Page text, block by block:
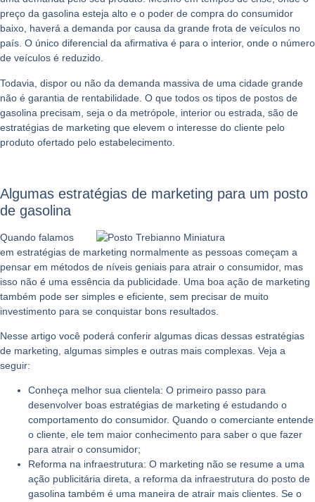
preço da gasolina esteja alto e o poder de compra do consumidor
baixo, haverá a demanda por causa da grande frota de veículos no
país. O único diferencial da afirmativa é para o interior, onde o número
de veículos é reduzido.
Todavia, dispor ou não da demanda massiva de uma cidade grande
não é garantia de rentabilidade. O que todos os tipos de postos de
gasolina precisam, seja o da metrópole, interior ou estrada, são de
estratégias de marketing que elevem o interesse do cliente pelo
produto ofertado pelo estabelecimento.
Algumas estratégias de marketing para um posto
de gasolina
Quando falamos
em estratégias de marketing normalmente as pessoas começam a
pensar em métodos de níveis geniais para atrair o consumidor, mas
isso não é uma essência da publicidade. Uma boa ação de marketing
também pode ser simples e eficiente, sem precisar de muito
investimento para se conquistar bons resultados.
Nesse artigo você poderá conferir algumas dicas dessas estratégias
de marketing, algumas simples e outras mais complexas. Veja a
seguir:
Conheça melhor sua clientela: O primeiro passo para
desenvolver boas estratégias de marketing é estudando o
comportamento do consumidor. Quando o comerciante entende
o cliente, ele tem maior conhecimento para saber o que fazer
para atrair o consumidor;
Reforma na infraestrutura: O marketing não se resume a uma
ação publicitária direta, a reforma da infraestrutura do posto de
gasolina também é uma maneira de atrair mais clientes. Se o